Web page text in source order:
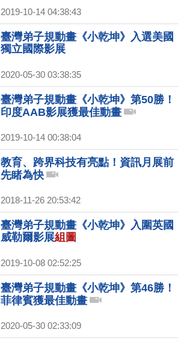
2019-10-14 04:38:43
臺灣弟子規動畫《小乾坤》入選美國
獨立國際影展
2020-05-30 03:38:35
臺灣弟子規動畫《小乾坤》第50勝！
印度AAB影展獲最佳動畫
2019-10-14 00:38:04
教育、跨界科技有亮點！資訊月展前
先睹為快
2018-11-26 20:53:42
臺灣弟子規動畫《小乾坤》入圍英國
威勒爾影展組圖
2019-10-08 02:52:25
臺灣弟子規動畫《小乾坤》第46勝！
菲律賓獲最佳動畫
2020-05-30 02:33:09